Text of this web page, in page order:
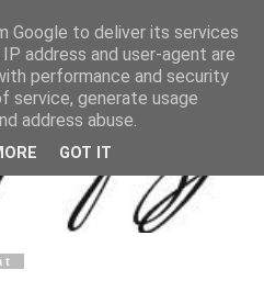
Google to deliver its services
address and user-agent are
performance and security
service, generate usage
address abuse.
GOT IT